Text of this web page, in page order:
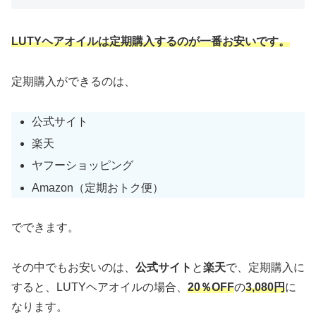
LUTYヘアオイルは定期購入するのが一番お安いです。
定期購入ができるのは、
公式サイト
楽天
ヤフーショッピング
Amazon（定期おトク便）
でできます。
その中でもお安いのは、 公式サイト と楽天で、定期購入に
すると、LUTYヘアオイルの場合、 20％OFFの3,080円に
なります。